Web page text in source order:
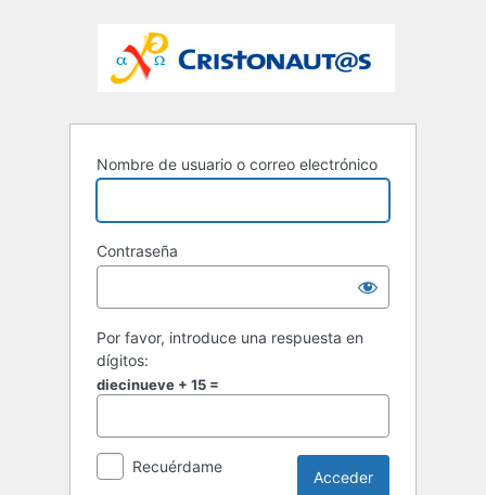
Nombre de usuario o correo electrónico
Contraseña
Por favor, introduce una respuesta en
dígitos:
diecinueve + 15 =
Recuérdame